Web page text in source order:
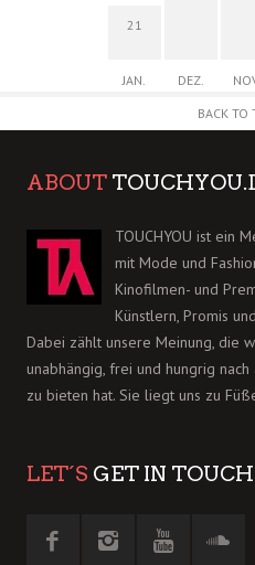
21
JAN. DEZ.
BACK TO
ABOUT
TOUCHYOU ist ein
mit Mode und
Kinofilmen- und
Künstlern, Promis
Dabei zählt unsere Meinung, die
unabhängig, frei und hungrig
zu bieten hat. Sie liegt uns zu
LET´S GET IN TOUCH